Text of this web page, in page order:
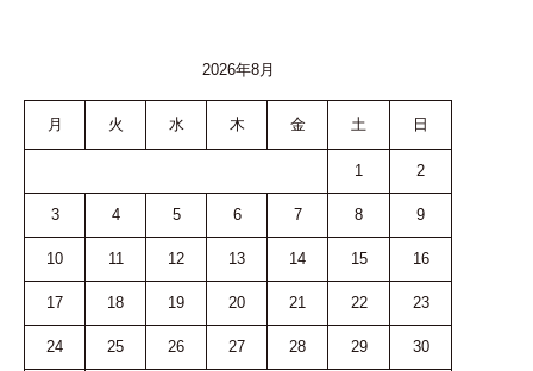
2026年8月
月 火 水 木 金 土 日
1 2
3 4 5 6 7 8 9
10 11 12 13 14 15 16
17 18 19 20 21 22 23
24 25 26 27 28 29 30